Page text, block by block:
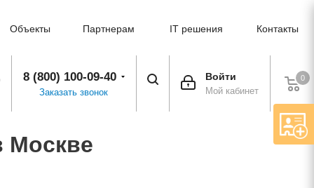
Объекты Партнерам IT решения Контакты
0
Войти
Мой кабинет
8 (800) 100-09-40
Заказать звонок
Москве